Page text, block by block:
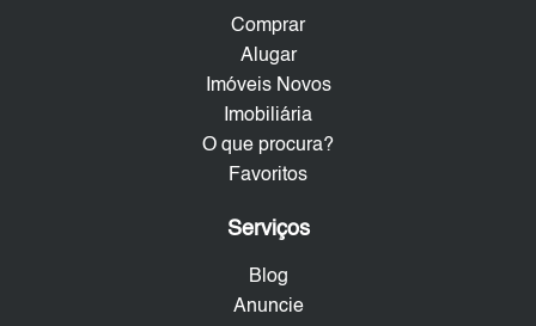
Comprar
Alugar
Imóveis Novos
Imobiliária
O que procura?
Favoritos
Serviços
Blog
Anuncie